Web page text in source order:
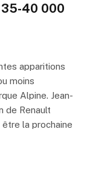
35-40 000
apparitions
moins
Alpine. Jean-
de Renault
la prochaine